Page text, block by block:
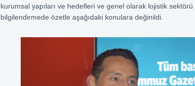
kurumsal yapıları ve hedefleri ve genel olarak lojistik
bilgilendirmede özetle aşağıdaki konulara değinildi.